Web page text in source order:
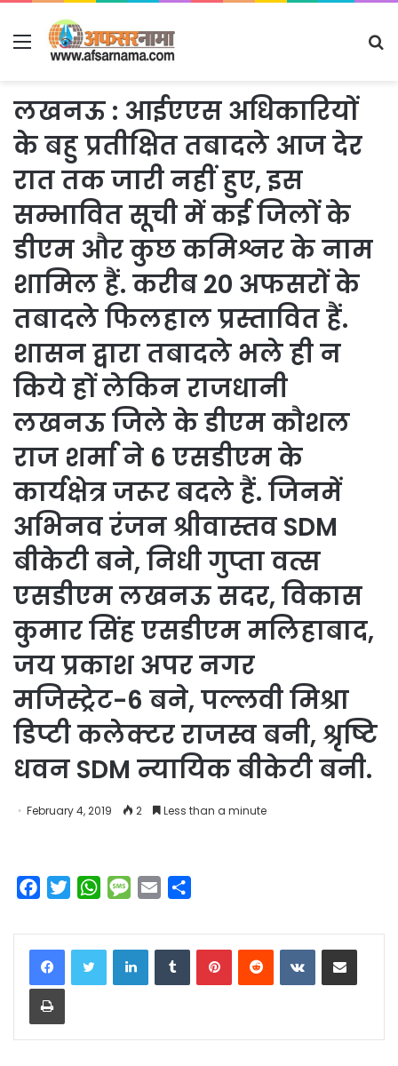
Menu
लखनऊ : आईएएस अधिकारियों
के बहु प्रतीक्षित तबादले आज देर
रात तक जारी नहीं हुए, इस
सम्भावित सूची में कई जिलों के
डीएम और कुछ कमिश्नर के नाम
शामिल हैं. करीब 20 अफसरों के
तबादले फिलहाल प्रस्तावित हैं.
शासन द्वारा तबादले भले ही न
किये हों लेकिन राजधानी
लखनऊ जिले के डीएम कौशल
राज शर्मा ने 6 एसडीएम के
कार्यक्षेत्र जरूर बदले हैं. जिनमें
अभिनव रंजन श्रीवास्तव SDM
बीकेटी बने, निधी गुप्ता वत्स
एसडीएम लखनऊ सदर, विकास
कुमार सिंह एसडीएम मलिहाबाद,
जय प्रकाश अपर नगर
मजिस्ट्रेट-6 बने, पल्लवी मिश्रा
डिप्टी कलेक्टर राजस्व बनी, श्रृष्टि
धवन SDM न्यायिक बीकेटी बनी.
February 4, 2019 2 Less than a minute
c
e
b
o
o
i
t
t
W
a
t
s
M
s
s
a
a
i
a
r
e
LinkedInTumblrPinterestReddit VKontakteShare via Email
Print